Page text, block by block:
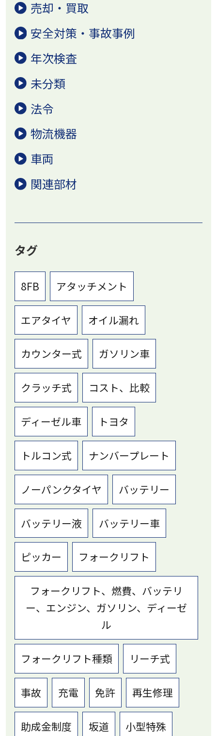
売却・買取
安全対策・事故事例
年次検査
未分類
法令
物流機器
車両
関連部材
タグ
8FB アタッチメント
エアタイヤ オイル漏れ
カウンター式 ガソリン車
クラッチ式 コスト、比較
ディーゼル車 トヨタ
トルコン式 ナンバープレート
ノーパンクタイヤ バッテリー
バッテリー液 バッテリー車
ピッカー フォークリフト
フォークリフト、燃費、バッテリ
ー、エンジン、ガソリン、ディーゼ
ル
フォークリフト種類 リーチ式
事故 充電 免許 再生修理
助成金制度 坂道 小型特殊